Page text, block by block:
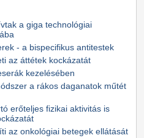
a giga technológiai
- a bispecifikus antitestek
az áttétek kockázatát
kezelésében
a rákos daganatok műtét
erőteljes fizikai aktivitás is
az onkológiai betegek ellátását